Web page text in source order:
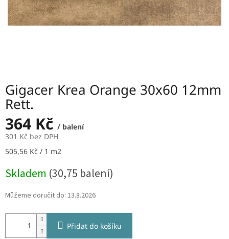
Gigacer Krea Orange 30x60 12mm
Rett.
364 Kč / balení
301 Kč bez DPH
Měrná
505,56 Kč / 1 m2
Skladem (30,75 balení)
Můžeme doručit do: 13.8.2026
Přidat do košíku